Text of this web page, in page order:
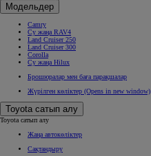
Модельдер
Camry
Су жаңа RAV4
Land Cruiser 250
Land Cruiser 300
Corolla
Су жаңа Hilux
Брошюралар мен баға парақшалар
Жүрілген көліктер (Opens in new window)
Toyota сатып алу
Toyota сатып алу
Жаңа автокөліктер
Сақтандыру